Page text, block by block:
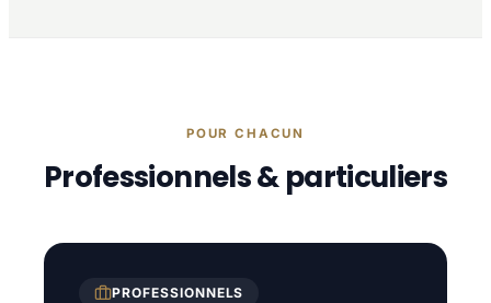
POUR CHACUN
Professionnels & particuliers
PROFESSIONNELS